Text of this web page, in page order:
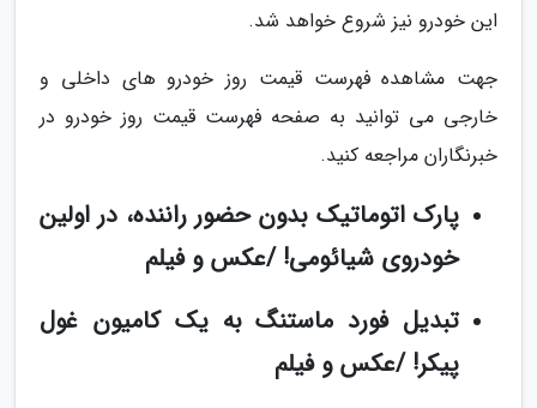
این خودرو نیز شروع خواهد شد.
جهت مشاهده فهرست قیمت روز خودرو های داخلی و
خارجی می توانید به صفحه فهرست قیمت روز خودرو در
خبرنگاران مراجعه کنید.
پارک اتوماتیک بدون حضور راننده، در اولین
خودروی شیائومی! /عکس و فیلم
تبدیل فورد ماستنگ به یک کامیون غول
پیکر! /عکس و فیلم